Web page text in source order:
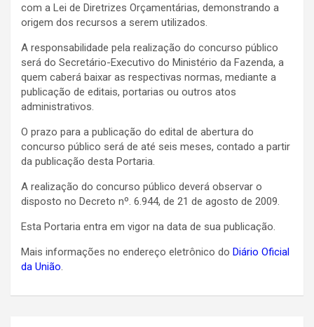
com a Lei de Diretrizes Orçamentárias, demonstrando a
origem dos recursos a serem utilizados.
A responsabilidade pela realização do concurso público
será do Secretário-Executivo do Ministério da Fazenda, a
quem caberá baixar as respectivas normas, mediante a
publicação de editais, portarias ou outros atos
administrativos.
O prazo para a publicação do edital de abertura do
concurso público será de até seis meses, contado a partir
da publicação desta Portaria.
A realização do concurso público deverá observar o
disposto no Decreto nº. 6.944, de 21 de agosto de 2009.
Esta Portaria entra em vigor na data de sua publicação.
Mais informações no endereço eletrônico do Diário Oficial
da União.